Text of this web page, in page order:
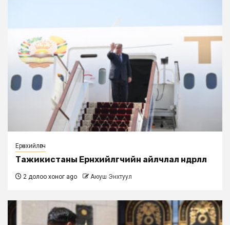
Ерөнхийлөгч
Тажикистаны Ерөнхийлөгчийн айлчлал өндөрлөлөө
2 долоо хоног ago Аюуш Энхтуул